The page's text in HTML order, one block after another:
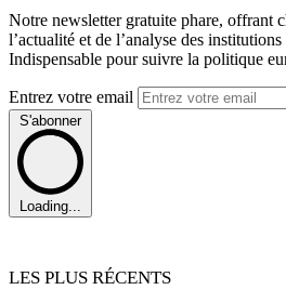
Notre newsletter gratuite phare, offrant
l’actualité et de l’analyse des
Indispensable pour suivre la politique
Entrez votre email
S'abonner
Loading...
LES PLUS RÉCENTS